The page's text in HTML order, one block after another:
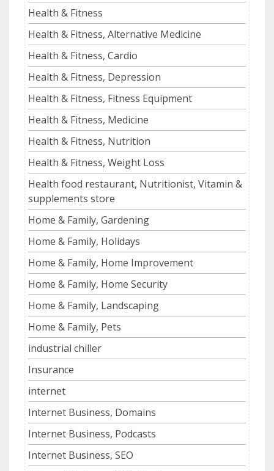
Health & Fitness
Health & Fitness, Alternative Medicine
Health & Fitness, Cardio
Health & Fitness, Depression
Health & Fitness, Fitness Equipment
Health & Fitness, Medicine
Health & Fitness, Nutrition
Health & Fitness, Weight Loss
Health food restaurant, Nutritionist, Vitamin &
supplements store
Home & Family, Gardening
Home & Family, Holidays
Home & Family, Home Improvement
Home & Family, Home Security
Home & Family, Landscaping
Home & Family, Pets
industrial chiller
Insurance
internet
Internet Business, Domains
Internet Business, Podcasts
Internet Business, SEO